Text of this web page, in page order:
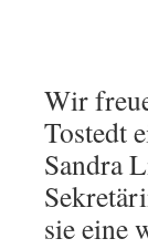
Wir
Tostedt
Sandra
sie eine